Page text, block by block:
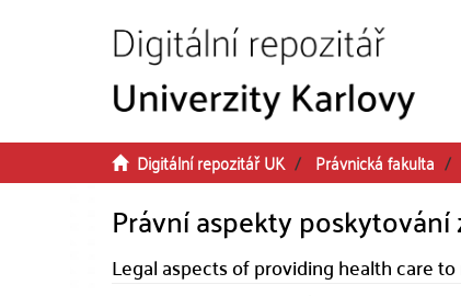
Digitální repozitář UK Právnická fakulta
Právní aspekty
Legal aspects of providing health care